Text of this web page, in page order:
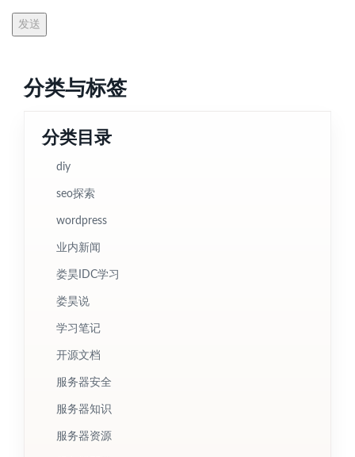
分类与标签
分类目录
diy
seo探索
wordpress
业内新闻
娄昊IDC学习
娄昊说
学习笔记
开源文档
服务器安全
服务器知识
服务器资源